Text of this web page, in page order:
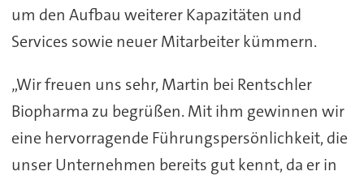
um den Aufbau weiterer Kapazitäten und
Services sowie neuer Mitarbeiter kümmern.
„Wir freuen uns sehr, Martin bei Rentschler
Biopharma zu begrüßen. Mit ihm gewinnen wir
eine hervorragende Führungspersönlichkeit, die
unser Unternehmen bereits gut kennt, da er in